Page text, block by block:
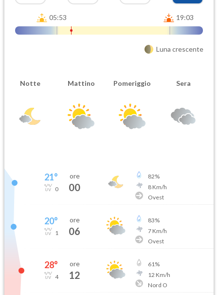
05:53 19:03
Luna crescente
Notte Mattino Pomeriggio Sera
21°
0
ore
00
82%
8Km/h
Ovest
20°
1
ore
06
83%
7Km/h
Ovest
28°
4
ore
12
61%
12 Km/h
Nord O